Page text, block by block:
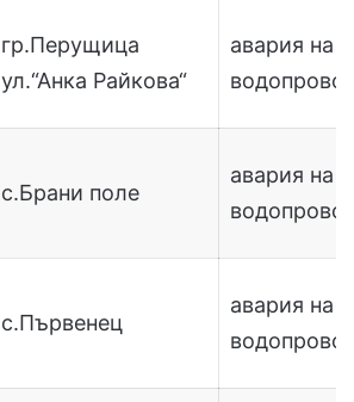
гр.Перущица
ул.“Анка Райкова“
авария на
с.Брани поле
авария на
с.Първенец
авария на